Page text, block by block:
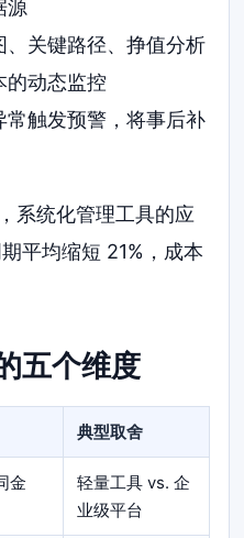
源
、关键路径、挣值分析
的动态监控
常触发预警，将事后补
系统化管理工具的应
平均缩短 21%，成本
五个维度
典型取舍
金
轻量工具 vs. 企
业级平台